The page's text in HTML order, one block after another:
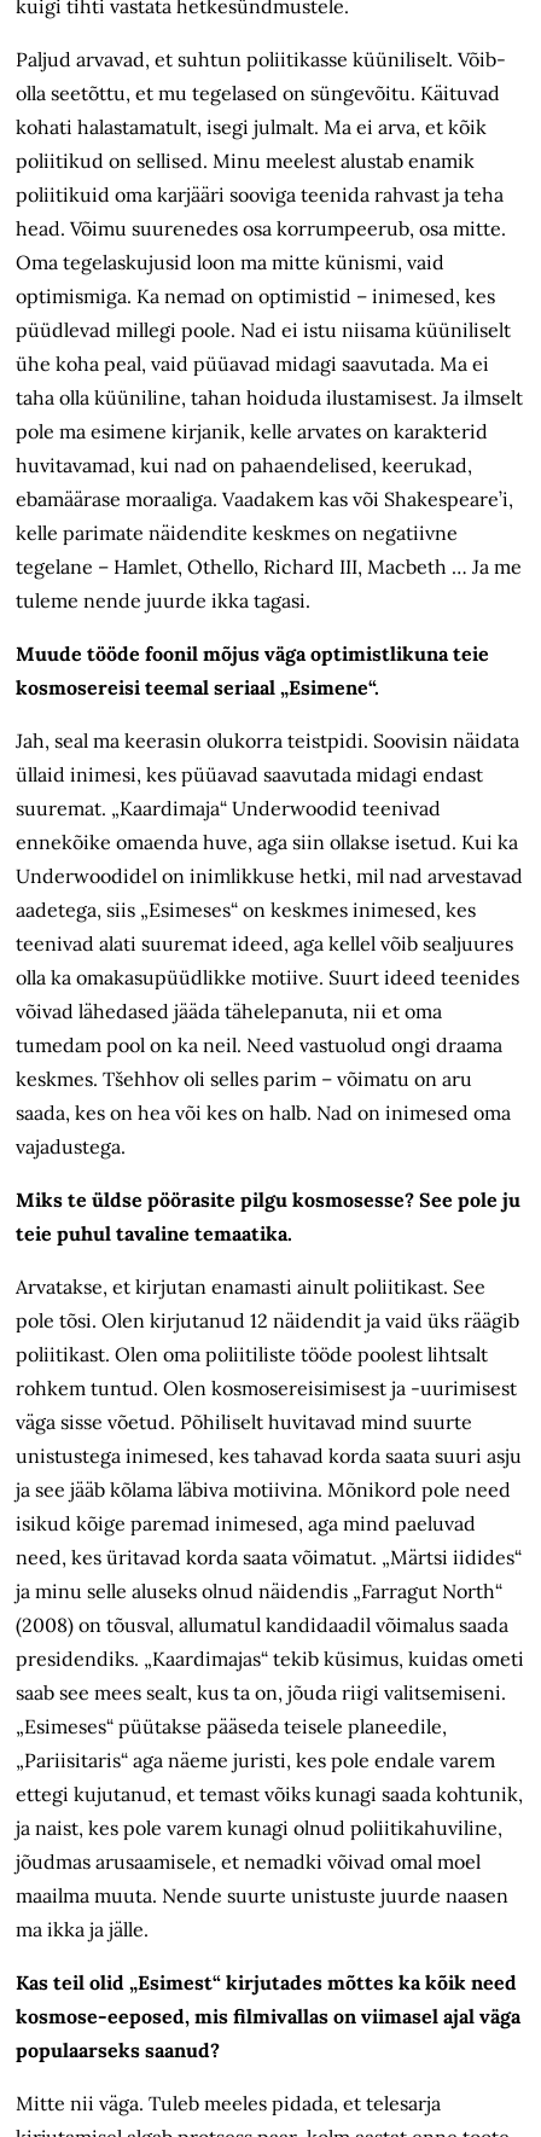
kuigi tihti vastata hetkesündmustele.
Paljud arvavad, et suhtun poliitikasse küüniliselt. Võib-
olla seetõttu, et mu tegelased on süngevõitu. Käituvad
kohati halastamatult, isegi julmalt. Ma ei arva, et kõik
poliitikud on sellised. Minu meelest alustab enamik
poliitikuid oma karjääri sooviga teenida rahvast ja teha
head. Võimu suurenedes osa korrumpeerub, osa mitte.
Oma tegelaskujusid loon ma mitte künismi, vaid
optimismiga. Ka nemad on optimistid – inimesed, kes
püüdlevad millegi poole. Nad ei istu niisama küüniliselt
ühe koha peal, vaid püüavad midagi saavutada. Ma ei
taha olla küüniline, tahan hoiduda ilustamisest. Ja ilmselt
pole ma esimene kirjanik, kelle arvates on karakterid
huvitavamad, kui nad on pahaendelised, keerukad,
ebamäärase moraaliga. Vaadakem kas või Shakespeare’i,
kelle parimate näidendite keskmes on negatiivne
tegelane – Hamlet, Othello, Richard III, Macbeth … Ja me
tuleme nende juurde ikka tagasi.
Muude tööde foonil mõjus väga optimistlikuna teie
kosmosereisi teemal seriaal „Esimene“.
Jah, seal ma keerasin olukorra teistpidi. Soovisin näidata
üllaid inimesi, kes püüavad saavutada midagi endast
suuremat. „Kaardimaja“ Underwoodid teenivad
ennekõike omaenda huve, aga siin ollakse isetud. Kui ka
Underwoodidel on inimlikkuse hetki, mil nad arvestavad
aadetega, siis „Esimeses“ on keskmes inimesed, kes
teenivad alati suuremat ideed, aga kellel võib sealjuures
olla ka omakasupüüdlikke motiive. Suurt ideed teenides
võivad lähedased jääda tähelepanuta, nii et oma
tumedam pool on ka neil. Need vastuolud ongi draama
keskmes. Tšehhov oli selles parim – võimatu on aru
saada, kes on hea või kes on halb. Nad on inimesed oma
vajadustega.
Miks te üldse pöörasite pilgu kosmosesse? See pole ju
teie puhul tavaline temaatika.
Arvatakse, et kirjutan enamasti ainult poliitikast. See
pole tõsi. Olen kirjutanud 12 näidendit ja vaid üks räägib
poliitikast. Olen oma poliitiliste tööde poolest lihtsalt
rohkem tuntud. Olen kosmosereisimisest ja -uurimisest
väga sisse võetud. Põhiliselt huvitavad mind suurte
unistustega inimesed, kes tahavad korda saata suuri asju
ja see jääb kõlama läbiva motiivina. Mõnikord pole need
isikud kõige paremad inimesed, aga mind paeluvad
need, kes üritavad korda saata võimatut. „Märtsi iidides“
ja minu selle aluseks olnud näidendis „Farragut North“
(2008) on tõusval, allumatul kandidaadil võimalus saada
presidendiks. „Kaardimajas“ tekib küsimus, kuidas ometi
saab see mees sealt, kus ta on, jõuda riigi valitsemiseni.
„Esimeses“ püütakse pääseda teisele planeedile,
„Pariisitaris“ aga näeme juristi, kes pole endale varem
ettegi kujutanud, et temast võiks kunagi saada kohtunik,
ja naist, kes pole varem kunagi olnud poliitikahuviline,
jõudmas arusaamisele, et nemadki võivad omal moel
maailma muuta. Nende suurte unistuste juurde naasen
ma ikka ja jälle.
Kas teil olid „Esimest“ kirjutades mõttes ka kõik need
kosmose-eeposed, mis filmivallas on viimasel ajal väga
populaarseks saanud?
Mitte nii väga. Tuleb meeles pidada, et telesarja